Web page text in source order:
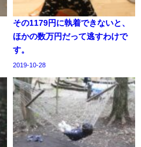
その1179円に執着できないと、
ほかの数万円だって逃すわけで
す。
2019-10-28